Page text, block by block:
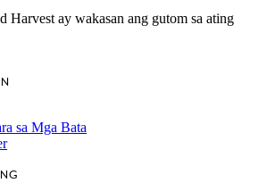
Harvest ay wakasan ang gutom sa ating
sa Mga Bata